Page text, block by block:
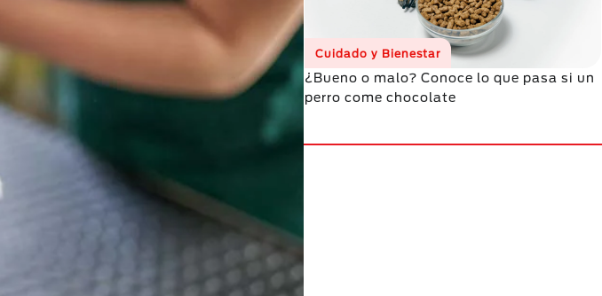
Cuidado y Bienestar
¿Bueno o malo? Conoce lo que pasa si un
perro come chocolate